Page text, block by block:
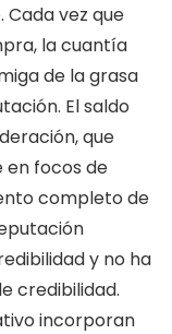
vez que
la cuantía
de la grasa
El saldo
que
focos de
completo de
y no ha
credibilidad.
incorporan